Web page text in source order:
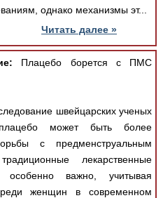
однако механизмы эт...
Читать далее »
Плацебо борется с ПМС
швейцарских ученых
может быть более
с предменструальным
лекарственные
важно, учитывая
женщин в современном